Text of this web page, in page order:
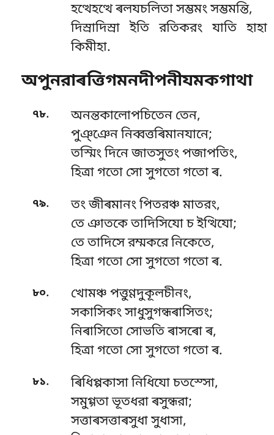
হত্থেহত্থে ৰলযচলিতা সম্ভমং সম্ভমন্তি,
দিস্ৰাদিস্ৰা ইতি রতিকরং যাতি হাহা
কিমীহা.
অপুনরাৰত্তিগমনদীপনীযমকগাথা
৭৮.
অনন্তকালোপচিতেন তেন,
পুঞ্ঞেন নিব্বত্তৰিমানযানে;
তস্মিং দিনে জাতসুতং পজাপতিং,
হিত্ৰা গতো সো সুগতো গতো ৰ.
৭৯.
তং জীৰমানং পিতরঞ্চ মাতরং,
তে ঞাতকে তাদিসিযো চ ইত্থিযো;
তে তাদিসে রম্মকরে নিকেতে,
হিত্ৰা গতো সো সুগতো গতো ৰ.
৮০.
খোমঞ্চ পত্তুণ্ণদুকূলচীনং,
সকাসিকং সাধুসুগন্ধৰাসিতং;
নিৰাসিতো সোভতি ৰাসৰো ৰ,
হিত্ৰা গতো সো সুগতো গতো ৰ.
৮১.
ৰিধিপ্পকাসা নিধিযো চতস্সো,
সমুগ্গতা ভূতধরা ৰসুন্ধরা;
সত্তাৰসত্তাৰসুধা সুধাসা,